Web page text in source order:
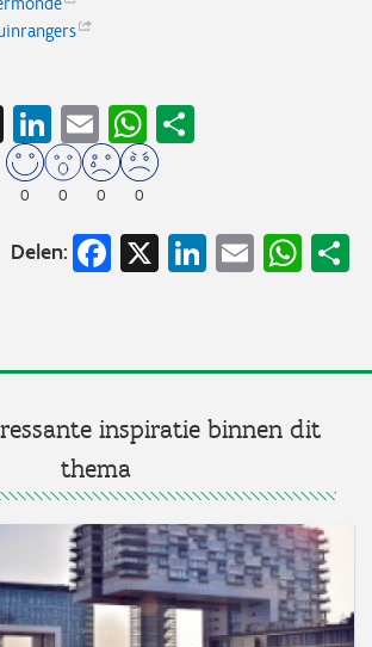
X LinkedIn
EmailWhatsApp
0 0 0 0
Delen: Facebook
X LinkedIn
Email
inspiratie binnen dit
thema